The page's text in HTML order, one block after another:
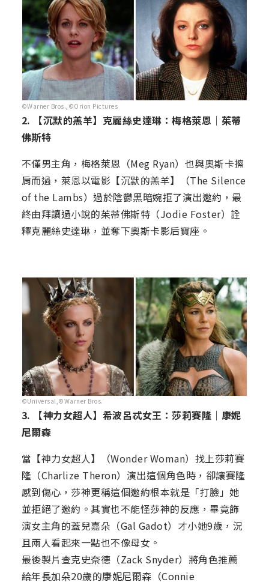
©Warner Bros.,©Orion Pictures
2. 【沉默的羔羊】克麗絲史達琳：梅格萊恩｜茱蒂
佛斯特
不僅男主角，梅格萊恩（Meg Ryan）也與奧斯卡擦
肩而過，萊恩以電影【沉默的羔羊】（The Silence
of the Lambs）過於陰鬱黑暗婉拒了演出邀約，最
終由拜讀過小說的茱蒂佛斯特（Jodie Foster）詮
釋克麗絲史達琳，並奪下奧斯卡影后寶座。
©Universal,©Warner Bros.
3. 【神力女超人】希波呂忒女王：莎莉賽隆｜康妮
尼爾森
當【神力女超人】（Wonder Woman）找上莎莉賽
隆（Charlize Theron）演出這個角色時，卻讓賽隆
感到傷心，莎神更稱這個邀約根本就是「打臉」她
並拒絕了邀約。其實也不能怪莎神的反應，畢竟飾
演女主角的蓋兒嘉朵（Gal Gadot）才小她9歲，況
且兩人看起來一點也不像母女。
最後製片查克史奈德（Zack Snyder）將角色推薦
給年長加朵20歲的康妮尼爾森（Connie